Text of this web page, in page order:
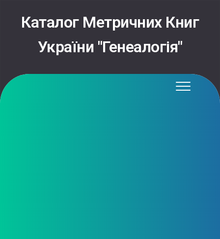
contentКаталог Метричних Книг
України "Генеалогія"